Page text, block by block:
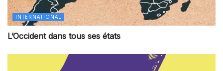
INTERNATIONAL
L’Occident dans tous ses états